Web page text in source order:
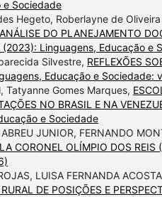
e Sociedade
Hegeto, Roberlayne de
DO PLANEJAMENTO
Linguagens, Educação e
Silvestre, REFLEXÕES
Educação e Sociedade:
Tatyanne Gomes Marques,
NO BRASIL E NA
e Sociedade
JUNIOR, FERNANDO
CORONEL OLÍMPIO DOS REIS
LUISA FERNANDA
DE POSIÇÕES E